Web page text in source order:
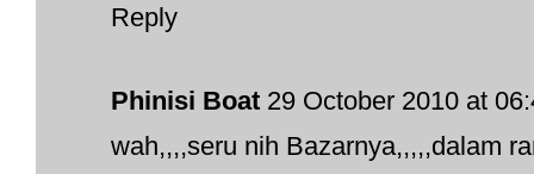
Reply
Phinisi Boat 29 October 2010 at
wah,,,,seru nih Bazarnya,,,,,dalam